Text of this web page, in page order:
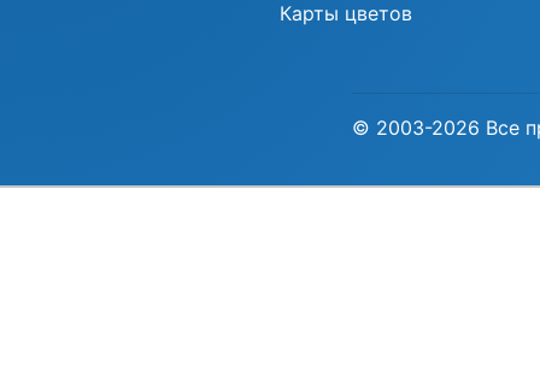
Карты цветов
© 2003-2026 Все